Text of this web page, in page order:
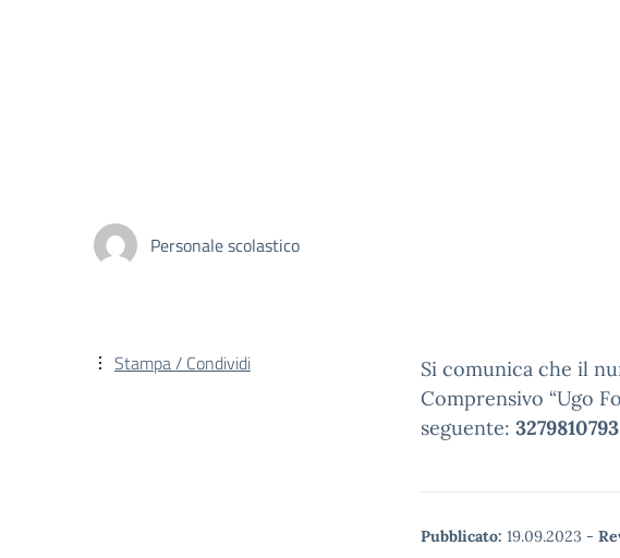
Personale scolastico
Si comunica che il
Comprensivo “Ugo
seguente: 3279810793
Pubblicato: 19.09.2023 -
Stampa / Condividi